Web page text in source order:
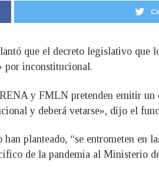
que el decreto legislativo que
por inconstitucional.
y FMLN pretenden emitir
y deberá vetarse», dijo el
planteado, “se entrometen en
de la pandemia al Ministerio